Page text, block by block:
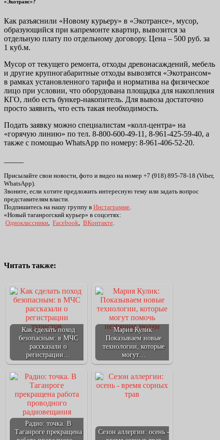
«Экотранс»?
Как разъяснили «Новому курьеру» в «Экотрансе», мусор,
образующийся при капремонте квартир, вывозится за
отдельную плату по отдельному договору. Цена – 500 руб. за
1 куб.м.
Мусор от текущего ремонта, отходы древонасаждений, мебель
и другие крупногабаритные отходы вывозятся «Экотрансом»
в рамках установленного тарифа и норматива на физическое
лицо при условии, что оборудована площадка для накопления
КГО, либо есть бункер-накопитель. Для вывоза достаточно
просто заявить, что есть такая необходимость.
Подать заявку можно специалистам «колл-центра» на
«горячую линию» по тел. 8-800-600-49-11, 8-961-425-59-40, а
также с помощью WhatsApp по номеру: 8-961-406-52-20.
Присылайте свои новости, фото и видео на номер +7 (918) 895-78-18 (Viber,
WhatsApp).
Звоните, если хотите предложить интересную тему или задать вопрос
представителям власти.
Подпишитесь на нашу группу в Инстаграмме.
«Новый таганрогский курьер» в соцсетях:
Одноклассники, Facebook, ВКонтакте.
Читать также:
Как сделать поход
безопасным: в МЧС
рассказали о
регистрации…
Мария Кулик:
Показываем новые
технологии, которые
могут…
Радио: точка. В
Таганроге прекращена
Сезон аллергии: осень -